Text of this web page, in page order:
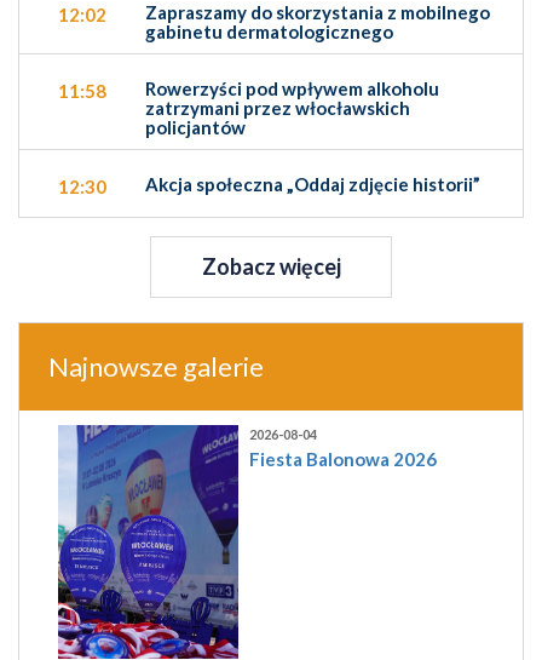
12:02
Zapraszamy do skorzystania z mobilnego
gabinetu dermatologicznego
11:58
Rowerzyści pod wpływem alkoholu
zatrzymani przez włocławskich
policjantów
12:30 Akcja społeczna „Oddaj zdjęcie historii”
Zobacz więcej
Najnowsze galerie
2026-08-04
Fiesta Balonowa 2026